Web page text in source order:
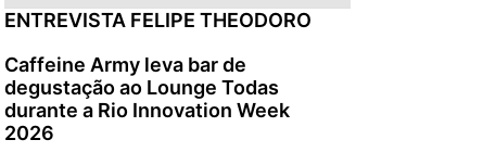
ENTREVISTA FELIPE THEODORO
Caffeine Army leva bar de
degustação ao Lounge Todas
durante a Rio Innovation Week
2026